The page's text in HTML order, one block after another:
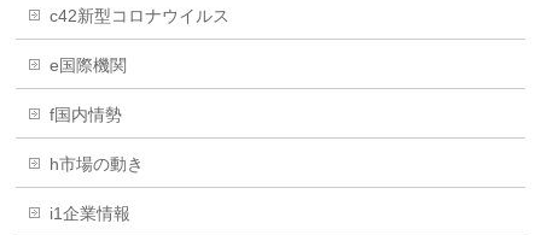
c42新型コロナウイルス
e国際機関
f国内情勢
h市場の動き
i1企業情報